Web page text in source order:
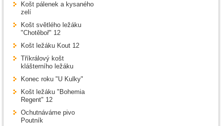
Košt pálenek a kysaného
zelí
Košt světlého ležáku
"Chotěboř" 12
Košt ležáku Kout 12
Tříkrálový košt
klášterního ležáku
Konec roku "U Kulky"
Košt ležáku "Bohemia
Regent" 12
Ochutnáváme pivo
Poutník